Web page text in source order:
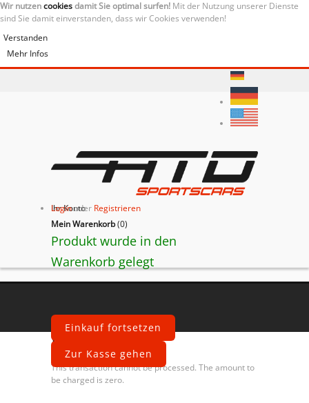
Wir nutzencookiesdamit Sie optimal surfen! Mit der Nutzung unserer Dienste
sind Sie damit einverstanden, dass wir Cookies verwenden!
Verstanden
Mehr Infos
Ihr Konto
Loginoder Registrieren
Mein Warenkorb(0)
Produkt wurde in den
Warenkorb gelegt
Einkauf fortsetzen
Zur Kasse gehen
Fehler
This transaction cannot be processed. The amount to
be charged is zero.